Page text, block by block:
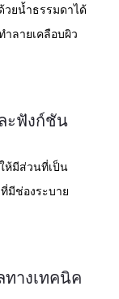
วยน้ำธรรมดาได้
ลายเคลือบผิว
ะฟังก์ชัน
ห้มีส่วนที่เป็น
มีช่องระบาย
างเทคนิค